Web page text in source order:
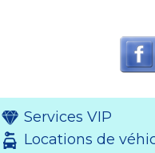
Services VIP
Locations de